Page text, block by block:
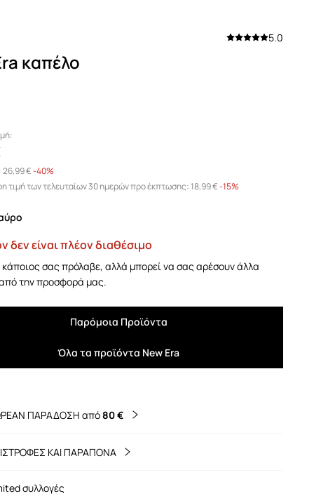
5.0
καπέλο
26,99 €-40%
τιμή των τελευταίων 30 ημερών προ έκπτωσης:18,99 € -15%
δεν είναι πλέον διαθέσιμο
σας πρόλαβε, αλλά μπορεί να σας αρέσουν άλλα
την προσφορά μας.
Παρόμοια Προϊόντα
Όλα τα προϊόντα New Era
ΠΑΡΑΔΟΣΗ από80 €
ΚΑΙ ΠΑΡΑΠΟΝΑ
συλλογές